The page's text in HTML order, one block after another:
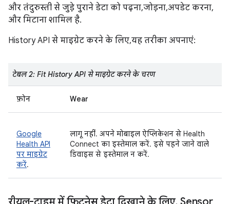
और तंदुरुस्ती से जुड़े पुराने डेटा को पढ़ना, जोड़ना, अपडेट करना,
और मिटाना शामिल है.
History API से माइग्रेट करने के लिए, यह तरीका अपनाएं:
टेबल 2: Fit History API से माइग्रेट करने के चरण
फ़ोन Wear
Google
Health API
पर माइग्रेट
करें.
लागू नहीं. अपने मोबाइल ऐप्लिकेशन से Health
Connect का इस्तेमाल करें. इसे पहने जाने वाले
डिवाइस से इस्तेमाल न करें.